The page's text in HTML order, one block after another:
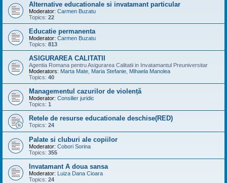
Alternative educationale si invatamant particular
Moderator: Carmen Buzatu
Topics: 22
Educatie permanenta
Moderator: Carmen Buzatu
Topics: 813
ASIGURAREA CALITATII
Agentia Romana pentru Asigurarea Calitatii in Invatamantul Preuniversitar
Moderators: Marta Mate Maria Stefanie Mihaela Manolea
Topics: 40
Managementul cazurilor de violență
Moderator: Consilier juridic
Topics: 1
Retele de resurse educationale deschise(RED)
Topics: 24
Palate si cluburi ale copiilor
Moderator: Cobori Sorina
Topics: 355
Invatamant A doua sansa
Moderator: Luiza Dana Cioara
Topics: 24